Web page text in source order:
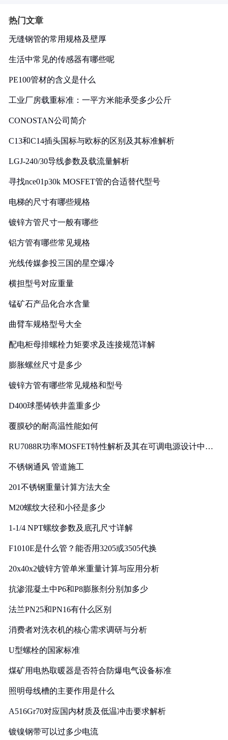
热门文章
无缝钢管的常用规格及壁厚
生活中常见的传感器有哪些呢
PE100管材的含义是什么
工业厂房载重标准：一平方米能承受多少公斤
CONOSTAN公司简介
C13和C14插头国标与欧标的区别及其标准解析
LGJ-240/30导线参数及载流量解析
寻找nce01p30k MOSFET管的合适替代型号
电梯的尺寸有哪些规格
镀锌方管尺寸一般有哪些
铝方管有哪些常见规格
光线传媒参投三国的星空爆冷
横担型号对应重量
锰矿石产品化合水含量
曲臂车规格型号大全
配电柜母排螺栓力矩要求及连接规范详解
膨胀螺丝尺寸是多少
镀锌方管有哪些常见规格和型号
D400球墨铸铁井盖重多少
覆膜砂的耐高温性能如何
RU7088R功率MOSFET特性解析及其在可调电源设计中的
不锈钢通风 管道施工
201不锈钢重量计算方法大全
M20螺纹大径和小径是多少
1-1/4 NPT螺纹参数及底孔尺寸详解
F1010E是什么管？能否用3205或3505代换
20x40x2镀锌方管单米重量计算与应用分析
抗渗混凝土中P6和P8膨胀剂分别加多少
法兰PN25和PN16有什么区别
消费者对洗衣机的核心需求调研与分析
U型螺栓的国家标准
煤矿用电热取暖器是否符合防爆电气设备标准
照明母线槽的主要作用是什么
A516Gr70对应国内材质及低温冲击要求解析
镀镍钢带可以过多少电流